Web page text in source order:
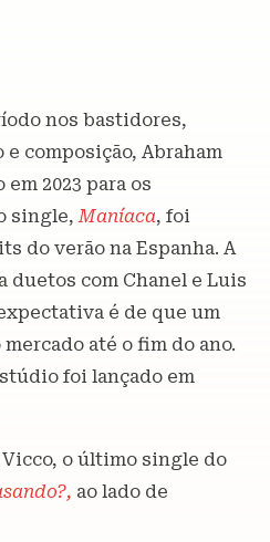
nos bastidores,
composição, Abraham
2023 para os
single,Maníaca, foi
do verão na Espanha. A
duetos com Chanel e Luis
é de que um
até o fim do ano.
foi lançado em
o último single do
ao lado de